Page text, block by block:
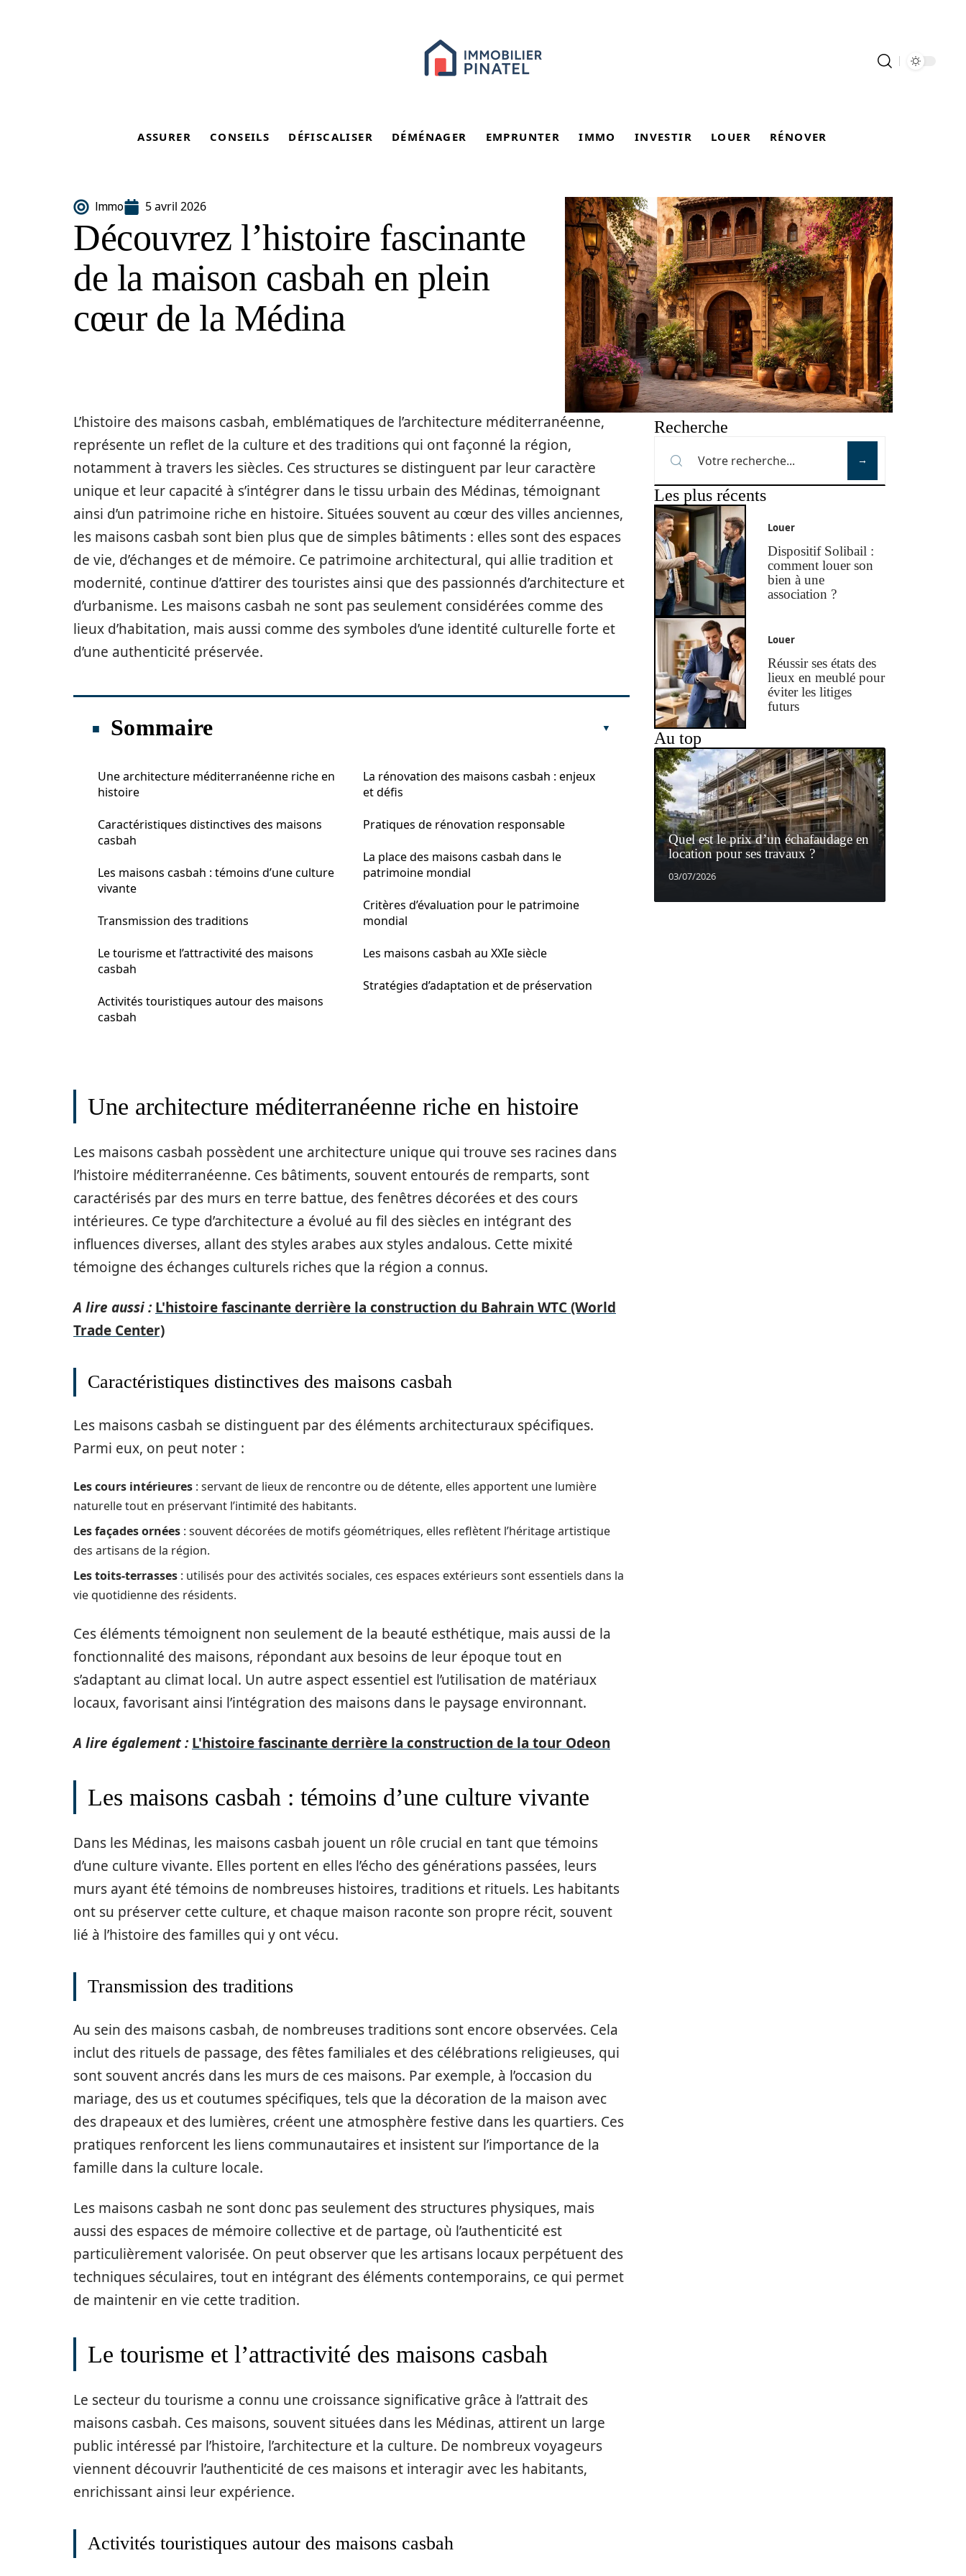
ASSURER CONSEILS DÉFISCALISER DÉMÉNAGER EMPRUNTER IMMO INVESTIR LOUER RÉNOVER
Immo 5 avril 2026
Découvrez l’histoire fascinante
de la maison casbah en plein
cœur de la Médina
L’histoire des maisons casbah, emblématiques de l’architecture méditerranéenne,
représente un reflet de la culture et des traditions qui ont façonné la région,
notamment à travers les siècles. Ces structures se distinguent par leur caractère
unique et leur capacité à s’intégrer dans le tissu urbain des Médinas, témoignant
ainsi d’un patrimoine riche en histoire. Situées souvent au cœur des villes anciennes,
les maisons casbah sont bien plus que de simples bâtiments : elles sont des espaces
de vie, d’échanges et de mémoire. Ce patrimoine architectural, qui allie tradition et
modernité, continue d’attirer des touristes ainsi que des passionnés d’architecture et
d’urbanisme. Les maisons casbah ne sont pas seulement considérées comme des
lieux d’habitation, mais aussi comme des symboles d’une identité culturelle forte et
d’une authenticité préservée.
Sommaire
Une architecture méditerranéenne riche en
histoire
Caractéristiques distinctives des maisons
casbah
Les maisons casbah : témoins d’une culture
vivante
Transmission des traditions
Le tourisme et l’attractivité des maisons
casbah
Activités touristiques autour des maisons
casbah
La rénovation des maisons casbah : enjeux
et défis
Pratiques de rénovation responsable
La place des maisons casbah dans le
patrimoine mondial
Critères d’évaluation pour le patrimoine
mondial
Les maisons casbah au XXIe siècle
Stratégies d’adaptation et de préservation
Une architecture méditerranéenne riche en histoire
Les maisons casbah possèdent une architecture unique qui trouve ses racines dans
l’histoire méditerranéenne. Ces bâtiments, souvent entourés de remparts, sont
caractérisés par des murs en terre battue, des fenêtres décorées et des cours
intérieures. Ce type d’architecture a évolué au fil des siècles en intégrant des
influences diverses, allant des styles arabes aux styles andalous. Cette mixité
témoigne des échanges culturels riches que la région a connus.
A lire aussi : L'histoire fascinante derrière la construction du Bahrain WTC (World
Trade Center)
Caractéristiques distinctives des maisons casbah
Les maisons casbah se distinguent par des éléments architecturaux spécifiques.
Parmi eux, on peut noter :
Les cours intérieures : servant de lieux de rencontre ou de détente, elles apportent une lumière
naturelle tout en préservant l’intimité des habitants.
Les façades ornées : souvent décorées de motifs géométriques, elles reflètent l’héritage artistique
des artisans de la région.
Les toits-terrasses : utilisés pour des activités sociales, ces espaces extérieurs sont essentiels dans la
vie quotidienne des résidents.
Ces éléments témoignent non seulement de la beauté esthétique, mais aussi de la
fonctionnalité des maisons, répondant aux besoins de leur époque tout en
s’adaptant au climat local. Un autre aspect essentiel est l’utilisation de matériaux
locaux, favorisant ainsi l’intégration des maisons dans le paysage environnant.
A lire également : L'histoire fascinante derrière la construction de la tour Odeon
Les maisons casbah : témoins d’une culture vivante
Dans les Médinas, les maisons casbah jouent un rôle crucial en tant que témoins
d’une culture vivante. Elles portent en elles l’écho des générations passées, leurs
murs ayant été témoins de nombreuses histoires, traditions et rituels. Les habitants
ont su préserver cette culture, et chaque maison raconte son propre récit, souvent
lié à l’histoire des familles qui y ont vécu.
Transmission des traditions
Au sein des maisons casbah, de nombreuses traditions sont encore observées. Cela
inclut des rituels de passage, des fêtes familiales et des célébrations religieuses, qui
sont souvent ancrés dans les murs de ces maisons. Par exemple, à l’occasion du
mariage, des us et coutumes spécifiques, tels que la décoration de la maison avec
des drapeaux et des lumières, créent une atmosphère festive dans les quartiers. Ces
pratiques renforcent les liens communautaires et insistent sur l’importance de la
famille dans la culture locale.
Les maisons casbah ne sont donc pas seulement des structures physiques, mais
aussi des espaces de mémoire collective et de partage, où l’authenticité est
particulièrement valorisée. On peut observer que les artisans locaux perpétuent des
techniques séculaires, tout en intégrant des éléments contemporains, ce qui permet
de maintenir en vie cette tradition.
Le tourisme et l’attractivité des maisons casbah
Le secteur du tourisme a connu une croissance significative grâce à l’attrait des
maisons casbah. Ces maisons, souvent situées dans les Médinas, attirent un large
public intéressé par l’histoire, l’architecture et la culture. De nombreux voyageurs
viennent découvrir l’authenticité de ces maisons et interagir avec les habitants,
enrichissant ainsi leur expérience.
Activités touristiques autour des maisons casbah
Recherche
Les plus récents
Louer
Dispositif Solibail :
comment louer son
bien à une
association ?
Louer
Réussir ses états des
lieux en meublé pour
éviter les litiges
futurs
Au top
Quel est le prix d’un échafaudage en
location pour ses travaux ?
03/07/2026